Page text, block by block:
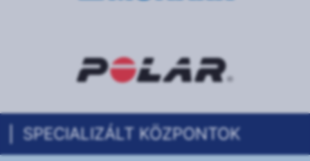
SPECIALIZÁLT KÖZPONTOK